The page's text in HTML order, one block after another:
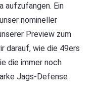
aufzufangen. Ein
nomineller
Preview zum
darauf, wie die 49ers
die immer noch
Jags-Defense